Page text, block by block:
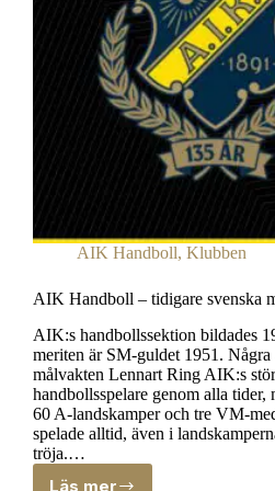
AIK Handboll, Klubben
AIK Handboll – tidigare svenska
AIK:s handbollssektion bildades
meriten är SM-guldet 1951. Några
målvakten Lennart Ring AIK:s
handbollsspelare genom alla tider,
60 A-landskamper och tre VM-
spelade alltid, även i
tröja.…
Läs mer